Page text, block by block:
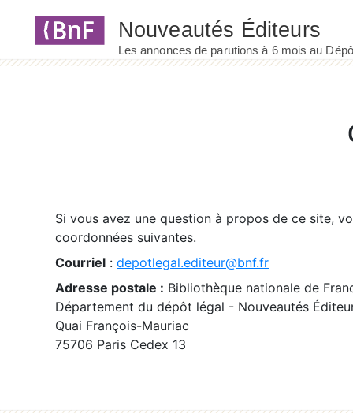
Si vous avez une question à propos de ce site,
coordonnées suivantes.
Courriel : depotlegal.editeur@bnf.fr
Adresse postale : Bibliothèque nationale de
Département du dépôt légal - Nouveautés
Quai François-Mauriac
75706 Paris Cedex 13